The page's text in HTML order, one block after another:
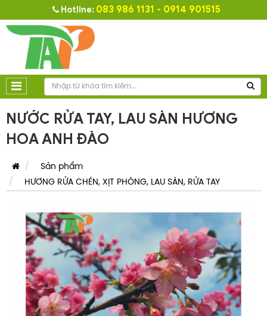
Hotline: 083 986 1131 - 0914 901515
NƯỚC RỬA TAY, LAU SÀN HƯƠNG
HOA ANH ĐÀO
Sản phẩm
HƯƠNG RỬA CHÉN, XỊT PHÒNG, LAU SÀN, RỬA TAY